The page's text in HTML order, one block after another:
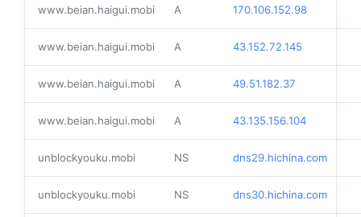
www.beian.haigui.mobi A 170.106.152.98
www.beian.haigui.mobi A 43.152.72.145
www.beian.haigui.mobi A 49.51.182.37
www.beian.haigui.mobi A 43.135.156.104
unblockyouku.mobi NS dns29.hichina.com
unblockyouku.mobi NS dns30.hichina.com